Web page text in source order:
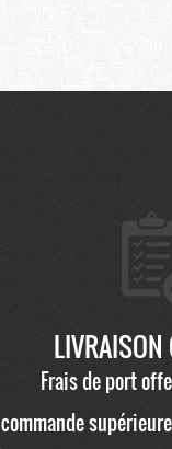
LIVRAISON
Frais de port
commande